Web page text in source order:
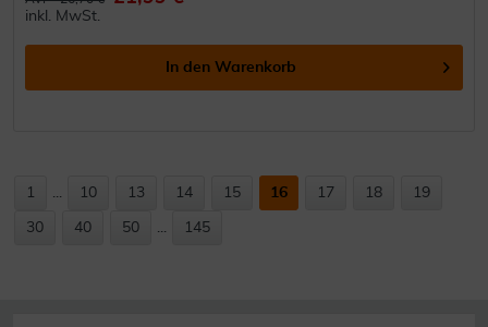
inkl. MwSt.
In den Warenkorb
1 ... 10 13 14 15 16 17 18 19
30 40 50 ... 145